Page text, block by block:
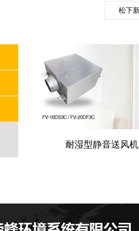
松下
耐湿型静音送风